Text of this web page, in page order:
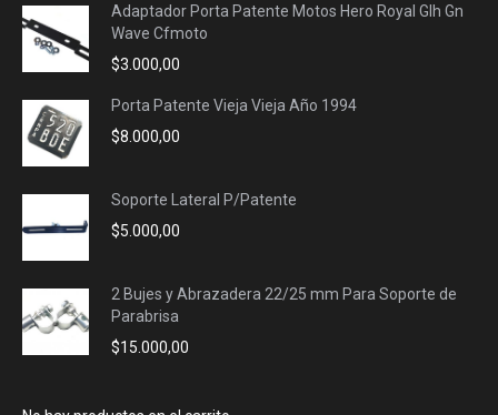
Adaptador Porta Patente Motos Hero Royal Glh Gn
Wave Cfmoto
$3.000,00
Porta Patente Vieja Vieja Año 1994
$8.000,00
Soporte Lateral P/Patente
$5.000,00
2 Bujes y Abrazadera 22/25 mm Para Soporte de
Parabrisa
$15.000,00